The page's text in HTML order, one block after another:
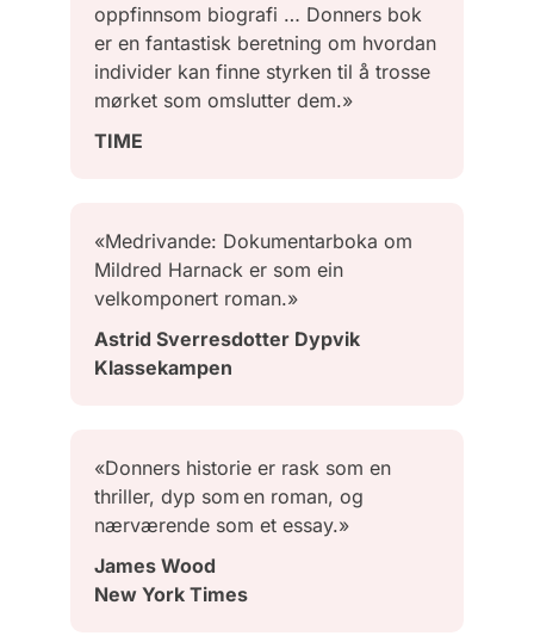
oppfinnsom biografi … Donners bok
er en fantastisk beretning om hvordan
individer kan finne styrken til å trosse
mørket som omslutter dem.»
TIME
«Medrivande: Dokumentarboka om
Mildred Harnack er som ein
velkomponert roman.»
Astrid Sverresdotter Dypvik
Klassekampen
«Donners historie er rask som en
thriller, dyp som en roman, og
nærværende som et essay.»
James Wood
New York Times